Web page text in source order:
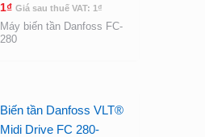
1₫ Giá sau thuế VAT: 1 ₫
Máy biến tần Danfoss FC-
280
Biến tần Danfoss VLT®
Midi Drive FC 280-